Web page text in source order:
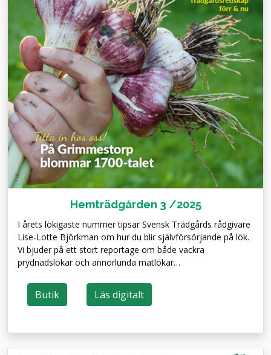
Hemträdgården 3 /2025
I årets lökigaste nummer tipsar Svensk Trädgårds rådgivare
Lise-Lotte Björkman om hur du blir självförsörjande på lök.
Vi bjuder på ett stort reportage om både vackra
prydnadslökar och annorlunda matlökar…
Butik Läs digitalt